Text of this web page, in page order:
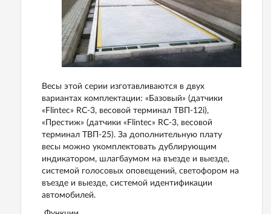
Весы этой серии изготавливаются в двух
вариантах комплектации: «Базовый» (датчики
«Flintec» RC-3, весовой терминал ТВП-12i),
«Престиж» (датчики «Flintec» RC-3, весовой
терминал ТВП-25). За дополнительную плату
весы можно укомплектовать дублирующим
индикатором, шлагбаумом на въезде и выезде,
системой голосовых оповещений, светофором на
въезде и выезде, системой идентификации
автомобилей.